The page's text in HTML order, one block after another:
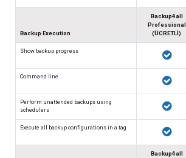
Backup Execution
Backup4all
Professional
(ÜCRETLİ)
Show backup progress
Command line
Perform unattended backups using
schedulers
Execute all backup configurations in a tag
Backup4all